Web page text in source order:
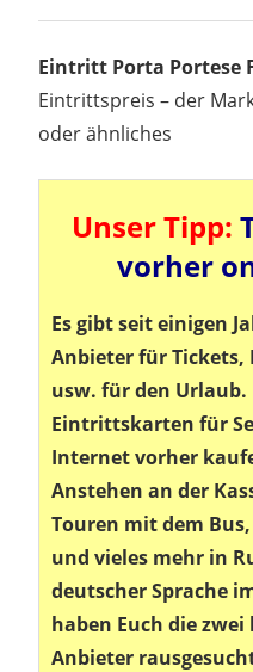
Eintritt Porta Portese
Eintrittspreis – der
oder ähnliches
Unser Tipp:
vorher
Es gibt seit einigen
Anbieter für
usw. für den
Eintrittskarten für
Internet vorher
Anstehen an der
Touren mit dem
und vieles mehr in
deutscher Sprache
haben Euch die
Anbieter